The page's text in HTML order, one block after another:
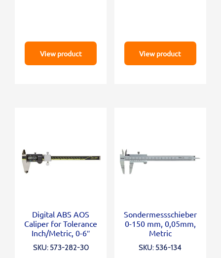
View product View product
Digital ABS AOS
Caliper for Tolerance
Inch/Metric, 0-6″
SKU: 573-282-30
Sondermessschieber
0-150 mm, 0,05mm,
Metric
SKU: 536-134